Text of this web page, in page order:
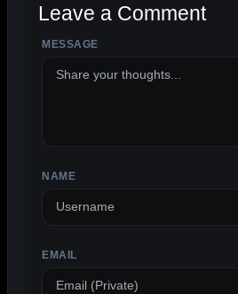
Leave a Comment
MESSAGE
NAME
EMAIL
ALTERNATIVE: